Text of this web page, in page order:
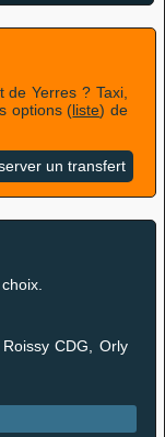
Yerres ? Taxi,
options (liste) de
un transfert
CDG, Orly